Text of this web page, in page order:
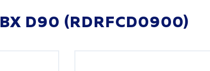
D90 (RDRFCD0900)